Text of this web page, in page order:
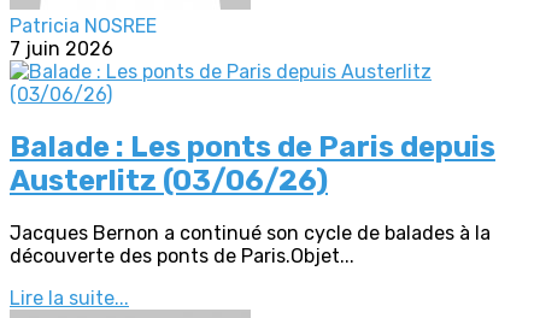
Patricia NOSREE
7 juin 2026
Balade : Les ponts de Paris depuis
Austerlitz (03/06/26)
Jacques Bernon a continué son cycle de balades à la
découverte des ponts de Paris.Objet...
Lire la suite...